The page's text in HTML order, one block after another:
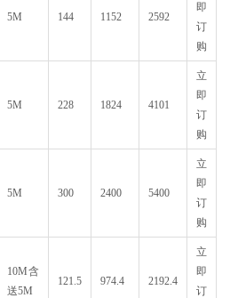
5M 144 1152 2592
即
订
购
5M 228 1824 4101
立
即
订
购
5M 300 2400 5400
立
即
订
购
10M含
送5M
121.5 974.4 2192.4
立
即
订